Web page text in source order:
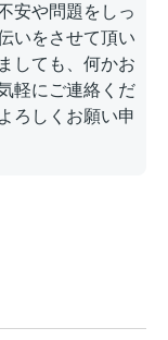
安や問題をしっ
いをさせて頂い
しても、何かお
軽にご連絡くだ
ろしくお願い申